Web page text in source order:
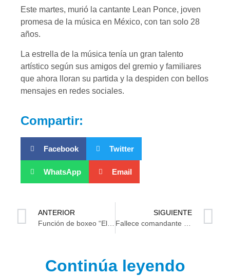
Este martes, murió la cantante Lean Ponce, joven
promesa de la música en México, con tan solo 28
años.
La estrella de la música tenía un gran talento
artístico según sus amigos del gremio y familiares
que ahora lloran su partida y la despiden con bellos
mensajes en redes sociales.
Compartir:
Facebook Twitter
WhatsApp Email
ANTERIOR
SIGUIENTE
Continúa leyendo